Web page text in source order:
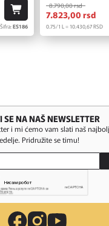
Šifra:ES186
8.790,00rsd
7.823,00 rsd
0.75/1 L = 10.430,67RSD
SE NA NAŠ NEWSLETTER
i mi ćemo vam slati naš
Pridružite se timu!